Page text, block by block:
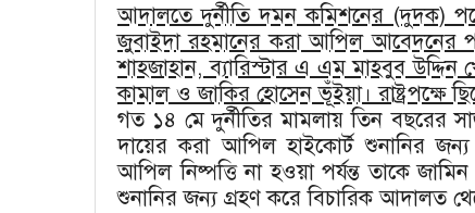
আদালতে দুর্নীতি দমন কমিশনের (দুদক)
জুবাইদা রহমানের করা আপিল আবেদনের
শাহজাহান, ব্যারিস্টার এ এম মাহবুব
কামাল ও জাকির হোসেন ভূঁইয়া। রাষ্ট্রপক্ষে
গত ১৪ মে দুর্নীতির মামলায় তিন বছরের
দায়ের করা আপিল হাইকোর্ট শুনানির
আপিল নিষ্পত্তি না হওয়া পর্যন্ত তাকে
শুনানির জন্য গ্রহণ করে বিচারিক আদালত